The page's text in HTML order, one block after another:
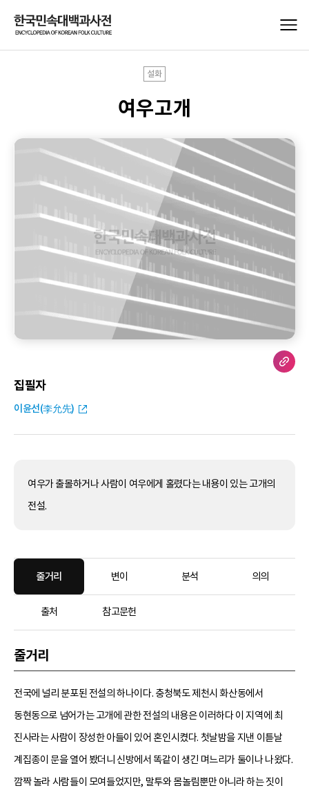
설화
여우고개
집필자
이윤선(李允先)
여우가 출몰하거나 사람이 여우에게 홀렸다는 내용이 있는 고개의
전설.
줄거리 변이 분석 의의
출처 참고문헌
줄거리
전국에 널리 분포된 전설의 하나이다. 충청북도 제천시 화산동에서
동현동으로 넘어가는 고개에 관한 전설의 내용은 이러하다 이 지역에 최
진사라는 사람이 장성한 아들이 있어 혼인시켰다. 첫날밤을 지낸 이튿날
계집종이 문을 열어 봤더니 신방에서 똑같이 생긴 며느리가 둘이나 나왔다.
깜짝 놀라 사람들이 모여들었지만, 말투와 몸놀림뿐만 아니라 하는 짓이